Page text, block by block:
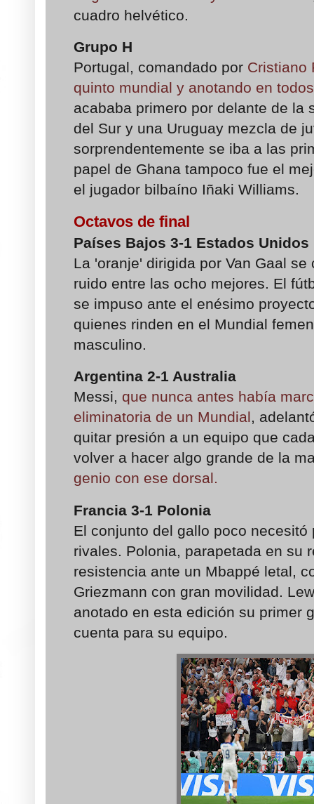
cuadro helvético.
Grupo H
Portugal, comandado por Cristiano
quinto mundial y anotando en
acababa primero por delante de la
del Sur y una Uruguay mezcla de
sorprendentemente se iba a las
papel de Ghana tampoco fue el
el jugador bilbaíno Iñaki Williams.
Octavos de final
Países Bajos 3-1 Estados Unidos
La 'oranje' dirigida por Van Gaal
ruido entre las ocho mejores. El
se impuso ante el enésimo
quienes rinden en el Mundial
masculino.
Argentina 2-1 Australia
Messi, que nunca antes había
eliminatoria de un Mundial,
quitar presión a un equipo que
volver a hacer algo grande de la
genio con ese dorsal.
Francia 3-1 Polonia
El conjunto del gallo poco necesitó
rivales. Polonia, parapetada en su
resistencia ante un Mbappé letal,
Griezmann con gran movilidad.
anotado en esta edición su primer
cuenta para su equipo.